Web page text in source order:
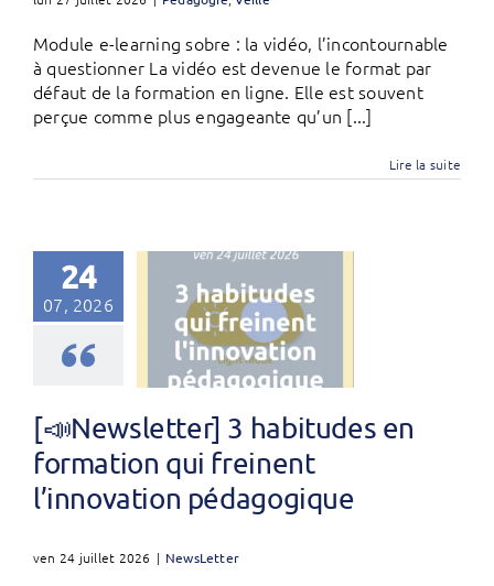
Module e-learning sobre : la vidéo, l’incontournable
à questionner La vidéo est devenue le format par
défaut de la formation en ligne. Elle est souvent
perçue comme plus engageante qu’un [...]
Lire la suite
24
07, 2026
[📣Newsletter] 3 habitudes en
formation qui freinent
l’innovation pédagogique
ven 24 juillet 2026 | NewsLetter